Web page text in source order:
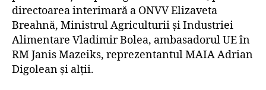
directoarea interimară a ONVV Elizaveta
Breahnă, Ministrul Agriculturii și Industriei
Alimentare Vladimir Bolea, ambasadorul UE în
RM Janis Mazeiks, reprezentantul MAIA Adrian
Digolean și alții.